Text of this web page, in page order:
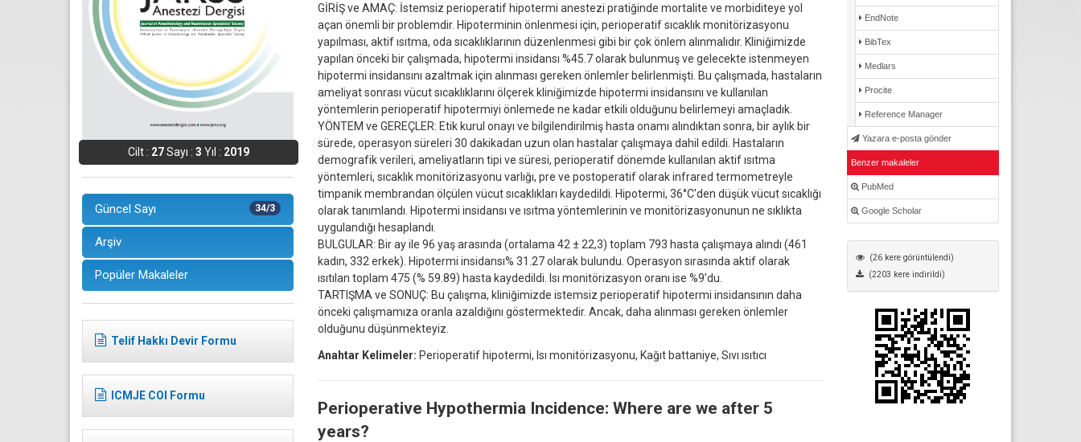
Cilt : 27Sayı : 3 Yıl : 2019
34/3
Güncel Sayı
Arşiv
Popüler Makaleler
Telif Hakkı Devir Formu
ICMJE COI Formu
GİRİŞ ve AMAÇ: İstemsiz perioperatif hipotermi anestezi pratiğinde mortalite ve morbiditeye yol
açan önemli bir problemdir. Hipoterminin önlenmesi için, perioperatif sıcaklık monitörizasyonu
yapılması, aktif ısıtma, oda sıcaklıklarının düzenlenmesi gibi bir çok önlem alınmalıdır. Kliniğimizde
yapılan önceki bir çalışmada, hipotermi insidansı %45.7 olarak bulunmuş ve gelecekte istenmeyen
hipotermi insidansını azaltmak için alınması gereken önlemler belirlenmişti. Bu çalışmada, hastaların
ameliyat sonrası vücut sıcaklıklarını ölçerek kliniğimizde hipotermi insidansını ve kullanılan
yöntemlerin perioperatif hipotermiyi önlemede ne kadar etkili olduğunu belirlemeyi amaçladık.
YÖNTEM ve GEREÇLER: Etik kurul onayı ve bilgilendirilmiş hasta onamı alındıktan sonra, bir aylık bir
sürede, operasyon süreleri 30 dakikadan uzun olan hastalar çalışmaya dahil edildi. Hastaların
demografik verileri, ameliyatların tipi ve süresi, perioperatif dönemde kullanılan aktif ısıtma
yöntemleri, sıcaklık monitörizasyonu varlığı, pre ve postoperatif olarak infrared termometreyle
timpanik membrandan ölçülen vücut sıcaklıkları kaydedildi. Hipotermi, 36°C'den düşük vücut sıcaklığı
olarak tanımlandı. Hipotermi insidansı ve ısıtma yöntemlerinin ve monitörizasyonunun ne sıklıkta
uygulandığı hesaplandı.
BULGULAR: Bir ay ile 96 yaş arasında (ortalama 42 ± 22,3) toplam 793 hasta çalışmaya alındı (461
kadın, 332 erkek). Hipotermi insidansı% 31.27 olarak bulundu. Operasyon sırasında aktif olarak
ısıtılan toplam 475 (% 59.89) hasta kaydedildi. Isı monitörizasyon oranı ise %9’du.
TARTIŞMA ve SONUÇ: Bu çalışma, kliniğimizde istemsiz perioperatif hipotermi insidansının daha
önceki çalışmamıza oranla azaldığını göstermektedir. Ancak, daha alınması gereken önlemler
olduğunu düşünmekteyiz.
Anahtar Kelimeler: Perioperatif hipotermi, Isı monitörizasyonu, Kağıt battaniye, Sıvı ısıtıcı
Perioperative Hypothermia Incidence: Where are we after 5
years?
EndNote
BibTex
Medlars
Procite
Reference Manager
Yazara e-posta gönder
Benzer makaleler
PubMed
Google Scholar
(26 kere görüntülendi)
(2203 kere indirildi)